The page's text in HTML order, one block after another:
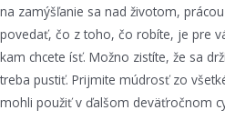
na zamýšľanie sa nad životom,
povedať, čo z toho, čo robíte, je pre
kam chcete ísť. Možno zistíte, že sa
treba pustiť. Prijmite múdrosť zo
mohli použiť v ďalšom deväťročnom